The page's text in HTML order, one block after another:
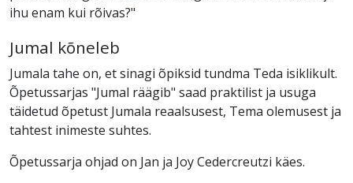
ihu enam kui rõivas?"
Jumal kõneleb
Jumala tahe on, et sinagi õpiksid tundma Teda isiklikult.
Õpetussarjas "Jumal räägib" saad praktilist ja usuga
täidetud õpetust Jumala reaalsusest, Tema olemusest ja
tahtest inimeste suhtes.
Õpetussarja ohjad on Jan ja Joy Cedercreutzi käes.